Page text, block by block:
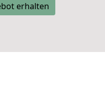
erhalten